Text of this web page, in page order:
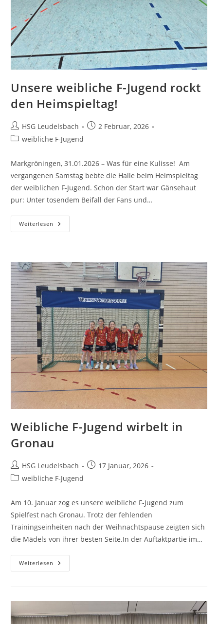
Unsere weibliche F-Jugend rockt
den Heimspieltag!
Beitrags-
Autor:
HSG Leudelsbach
Beitrag2 Februar, 2026
Beitrags-
weibliche F-Jugend
Markgröningen, 31.01.2026 – Was für eine Kulisse! Am
vergangenen Samstag bebte die Halle beim Heimspieltag
der weiblichen F-Jugend. Schon der Start war Gänsehaut
pur: Unter tosendem Beifall der Fans und…
Weiterlesen Unsere
Weibliche
Heimspieltag!
Weibliche F-Jugend wirbelt in
Gronau
Beitrags-
Autor:
HSG Leudelsbach
Beitrag17 Januar, 2026
Beitrags-
weibliche F-Jugend
Am 10. Januar zog es unsere weibliche F-Jugend zum
Spielfest nach Gronau. Trotz der fehlenden
Trainingseinheiten nach der Weihnachtspause zeigten sich
die Mädels von ihrer besten Seite.In der Auftaktpartie im…
Weiterlesen Weibliche
F-